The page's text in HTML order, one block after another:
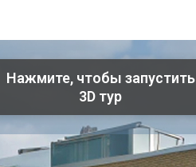
Нажмите, чтобы запустить
3D тур